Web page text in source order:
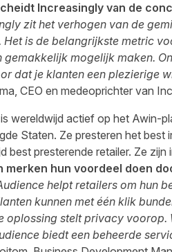
Increasingly van de
zit het verhogen van de
Het is de belangrijkste metric
gemakkelijk mogelijk maken.
dat je klanten een plezierige
CEO en medeoprichter van
wereldwijd actief op het Awin-
Staten. Ze presteren het
best presterende retailer. Ze
merken hun voordeel doen
helpt retailers om hun
kunnen met één klik
oplossing stelt privacy voorop.
biedt een beheerde